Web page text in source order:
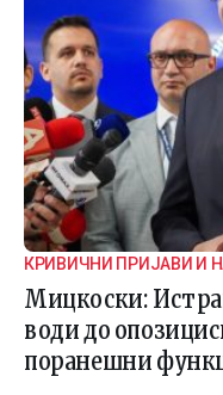
КРИВИЧНИ ПРИЈАВИ И
ИСТРАГАТА
Мицкоски:
води до
поранешни